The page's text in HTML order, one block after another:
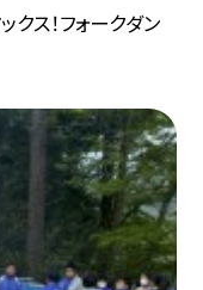
クス！フォークダン